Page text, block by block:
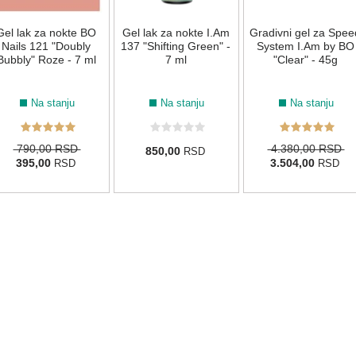
lak za nokte BO
Nails 121 "Doubly
Roze - 7 ml
Na stanju
790,00 RSD
395,00 RSD
Gel lak za nokte I.Am
137 "Shifting Green" -
7 ml
Na stanju
850,00 RSD
Gradivni gel za
System I.Am by BO
"Clear" - 45g
Na stanju
4.380,00 RSD
3.504,00 RSD